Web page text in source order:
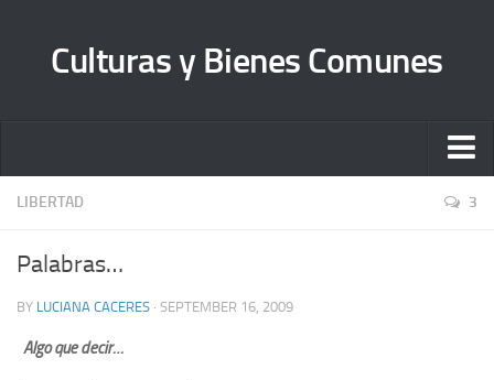
Culturas y Bienes Comunes
Inicio
Sobre Librecultura
Bienes Comunes A. C.
LIBERTAD 3
Palabras…
BY LUCIANA CACERES · SEPTEMBER 16, 2009
Algo que decir…